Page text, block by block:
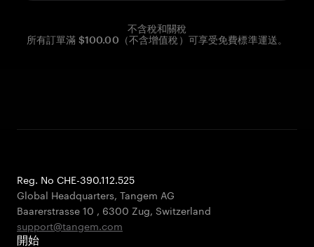
不含稅和關稅
所有訂單滿 $100.00（不含增值稅）可享受免費標準運送。
Reg. No CHE-390.112.525
Global Headquarters, Tangem AG
Baarerstrasse 10 , 6300 Zug, Switzerland
support@tangem.com
開始